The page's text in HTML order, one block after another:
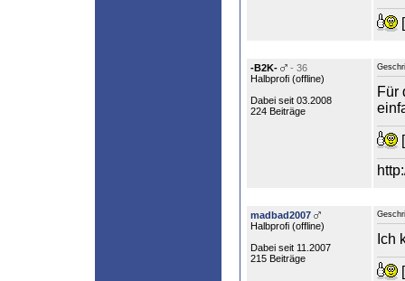
[
-B2K-
- 36
Halbprofi (offline)
Dabei seit 03.2008
224 Beiträge
Für
[
madbad2007
Halbprofi (offline)
Dabei seit 11.2007
215 Beiträge
Ich
[